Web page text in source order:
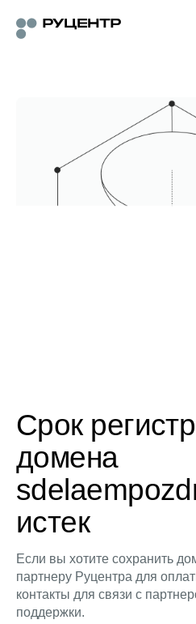
Срок
домена
истек
Если вы хотите сохранить
партнеру Руцентра для
контакты для связи с
поддержки.